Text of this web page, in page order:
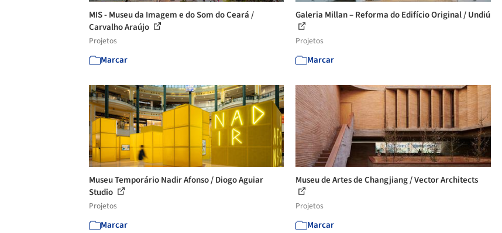
MIS - Museu da Imagem e do Som do Ceará /
Carvalho Araújo
Projetos
Marcar
Galeria Millan – Reforma do Edifício Original / Undiú
Projetos
Marcar
Museu Temporário Nadir Afonso / Diogo Aguiar
Studio
Projetos
Marcar
Museu de Artes de Changjiang / Vector Architects
Projetos
Marcar